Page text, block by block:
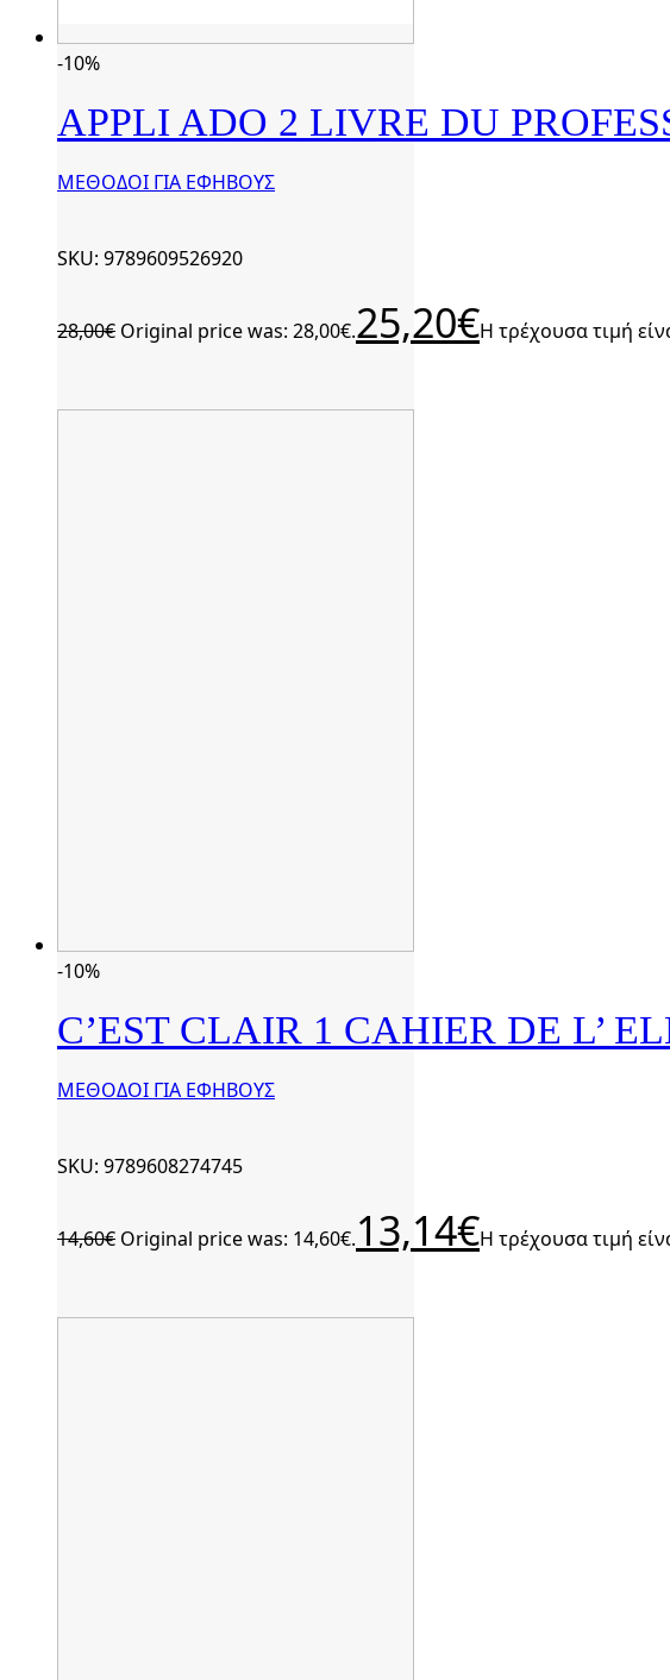
-10%
APPLI ADO 2 LIVRE DU
ΜΕΘΟΔΟΙ ΓΙΑ ΕΦΗΒΟΥΣ
SKU: 9789609526920
28,00€ Original price was: 28,00€.25,20€Η τρέχουσα τιμή
-10%
C’EST CLAIR 1 CAHIER DE L’
ΜΕΘΟΔΟΙ ΓΙΑ ΕΦΗΒΟΥΣ
SKU: 9789608274745
14,60€ Original price was: 14,60€.13,14€Η τρέχουσα τιμή